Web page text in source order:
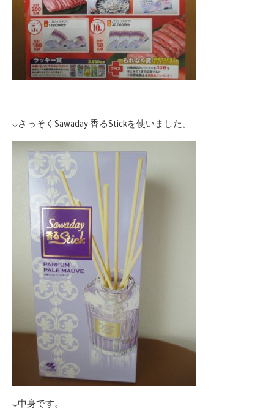
↓さっそくSawaday 香るStickを使いました。
↓中身です。